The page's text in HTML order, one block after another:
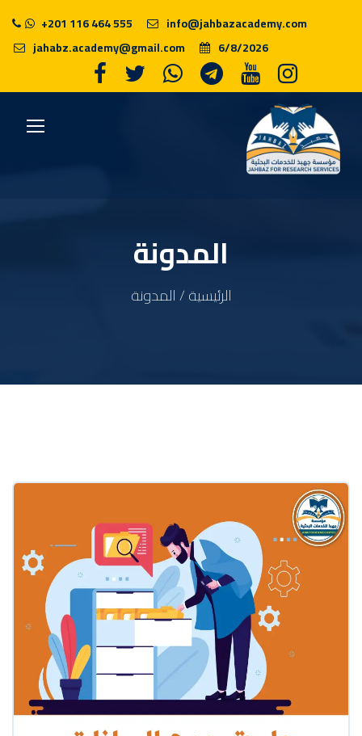
+201 116 464 555
info@jahbazacademy.com
jahabz.academy@gmail.com
6/8/2026
المدونة
الرئيسية/ المدونة